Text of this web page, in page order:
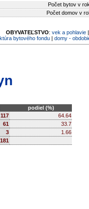
Počet bytov v
Počet domov v
OBYVATEĽSTVO: vek a pohlavie
bytového fondu| domy -
podiel (%)
117
64.64
61
33.7
3
1.66
181